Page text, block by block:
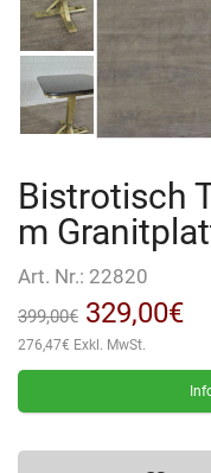
Bistrotisch
m
Art. Nr.: 22820
399,00€
Preis
329,00€
276,47€ Exkl. MwSt.